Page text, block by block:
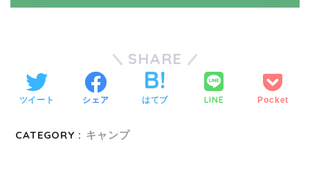
SHARE
ツイート シェア はてブ LINE Pocket
CATEGORY : キャンプ